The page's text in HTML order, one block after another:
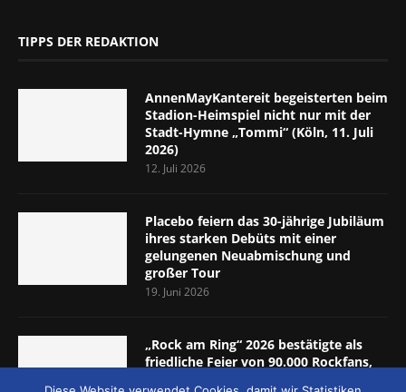
TIPPS DER REDAKTION
AnnenMayKantereit begeisterten beim
Stadion-Heimspiel nicht nur mit der
Stadt-Hymne „Tommi“ (Köln, 11. Juli
2026)
12. Juli 2026
Placebo feiern das 30-jährige Jubiläum
ihres starken Debüts mit einer
gelungenen Neuabmischung und
großer Tour
19. Juni 2026
„Rock am Ring“ 2026 bestätigte als
friedliche Feier von 90.000 Rockfans,